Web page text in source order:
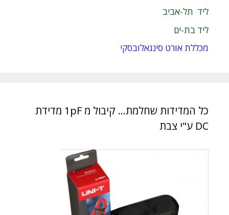
ליד תל-אביב
ליד בת-ים
מכללת אורט סינגאלובסקי
כל המדידות שחלמת… קיבול מ 1pF מדידת
DC ע"י צבת